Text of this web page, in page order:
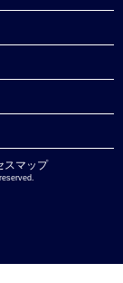
スマップ